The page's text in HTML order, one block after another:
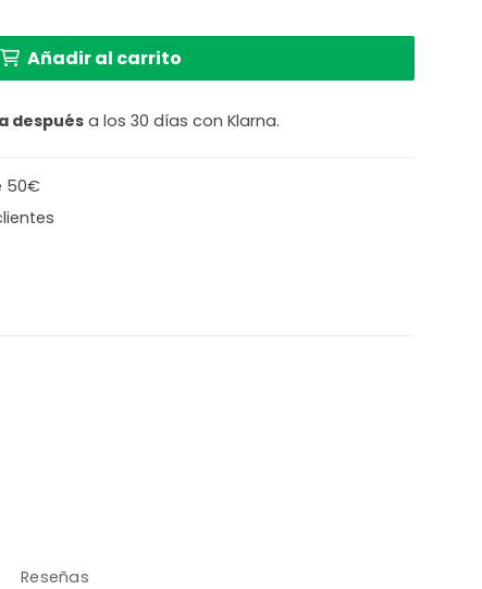
Añadir al carrito
después a los 30 días con Klarna.
50€
Reseñas